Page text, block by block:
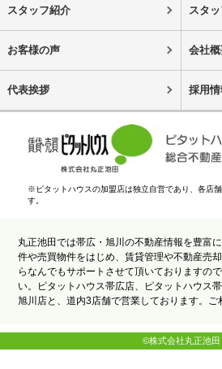
スタッフ紹介 スタ
お客様の声 会社
代表挨拶 採用情
※ピタットハウスの加盟店は独立自営であり、各店
す。
丸正池田では帯広・旭川の不動産情報を豊富
件や売買物件をはじめ、賃貸管理や不動産売
らなんでもサポートさせて頂いておりますの
い。ピタットハウス帯広店、ピタットハウス
旭川店と、道内3店舗で営業しております。ご
©株式会社丸正池田